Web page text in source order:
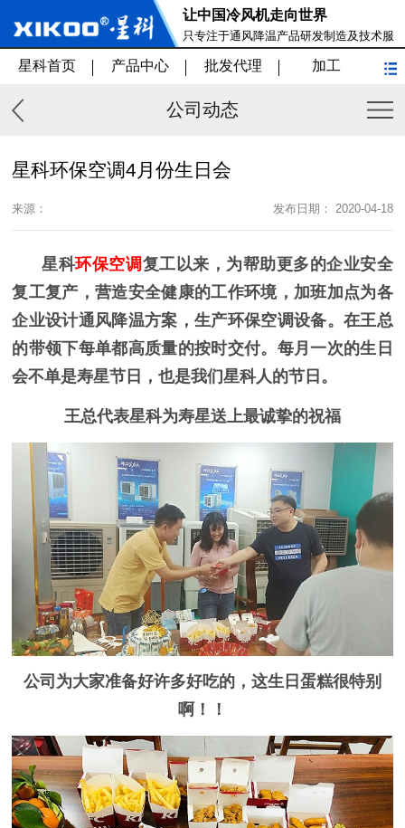
让中国冷风机走向世界
只专注于通风降温产品研发制造及技术服
务
星科首页 产品中心 批发代理 加工
公司动态
星科环保空调4月份生日会
来源： 发布日期： 2020-04-18
星科环保空调复工以来，为帮助更多的企业安全
复工复产，营造安全健康的工作环境，加班加点为各
企业设计通风降温方案，生产环保空调设备。在王总
的带领下每单都高质量的按时交付。每月一次的生日
会不单是寿星节日，也是我们星科人的节日。
王总代表星科为寿星送上最诚挚的祝福
公司为大家准备好许多好吃的，这生日蛋糕很特别
啊！！